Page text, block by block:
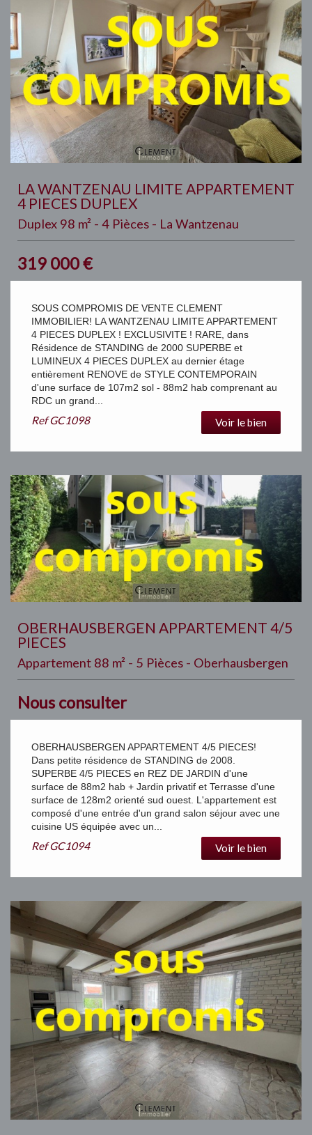
LA WANTZENAU LIMITE APPARTEMENT
4 PIECES DUPLEX
Duplex 98 m² - 4 Pièces - La Wantzenau
319 000€
SOUS COMPROMIS DE VENTE CLEMENT
IMMOBILIER! LA WANTZENAU LIMITE APPARTEMENT
4 PIECES DUPLEX ! EXCLUSIVITE ! RARE, dans
Résidence de STANDING de 2000 SUPERBE et
LUMINEUX 4 PIECES DUPLEX au dernier étage
entièrement RENOVE de STYLE CONTEMPORAIN
d'une surface de 107m2 sol - 88m2 hab comprenant au
RDC un grand...
RefGC1098 Voir le bien
OBERHAUSBERGEN APPARTEMENT 4/5
PIECES
Appartement 88 m² - 5 Pièces - Oberhausbergen
Nous consulter
OBERHAUSBERGEN APPARTEMENT 4/5 PIECES!
Dans petite résidence de STANDING de 2008.
SUPERBE 4/5 PIECES en REZ DE JARDIN d'une
surface de 88m2 hab + Jardin privatif et Terrasse d'une
surface de 128m2 orienté sud ouest. L'appartement est
composé d'une entrée d'un grand salon séjour avec une
cuisine US équipée avec un...
RefGC1094 Voir le bien